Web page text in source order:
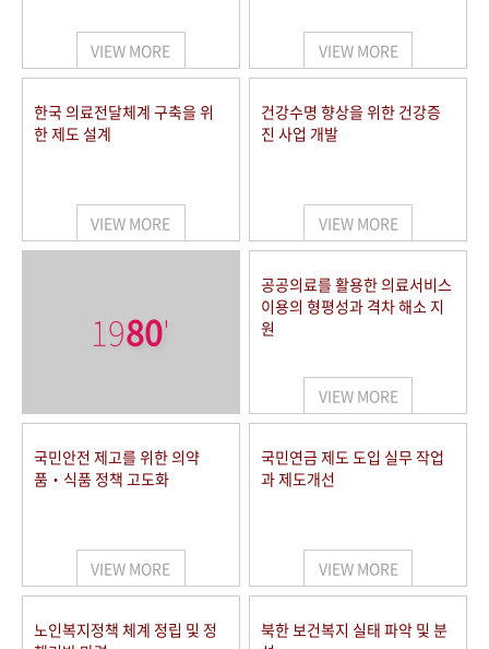
VIEW MORE VIEW MORE
한국 의료전달체계 구축을 위
한 제도 설계
VIEW MORE
건강수명 향상을 위한 건강증
진 사업 개발
VIEW MORE
1980'
공공의료를 활용한 의료서비스
이용의 형평성과 격차 해소 지
원
VIEW MORE
국민안전 제고를 위한 의약
품‧식품 정책 고도화
VIEW MORE
국민연금 제도 도입 실무 작업
과 제도개선
VIEW MORE
노인복지정책 체계 정립 및 정
북한 보건복지 실태 파악 및 분